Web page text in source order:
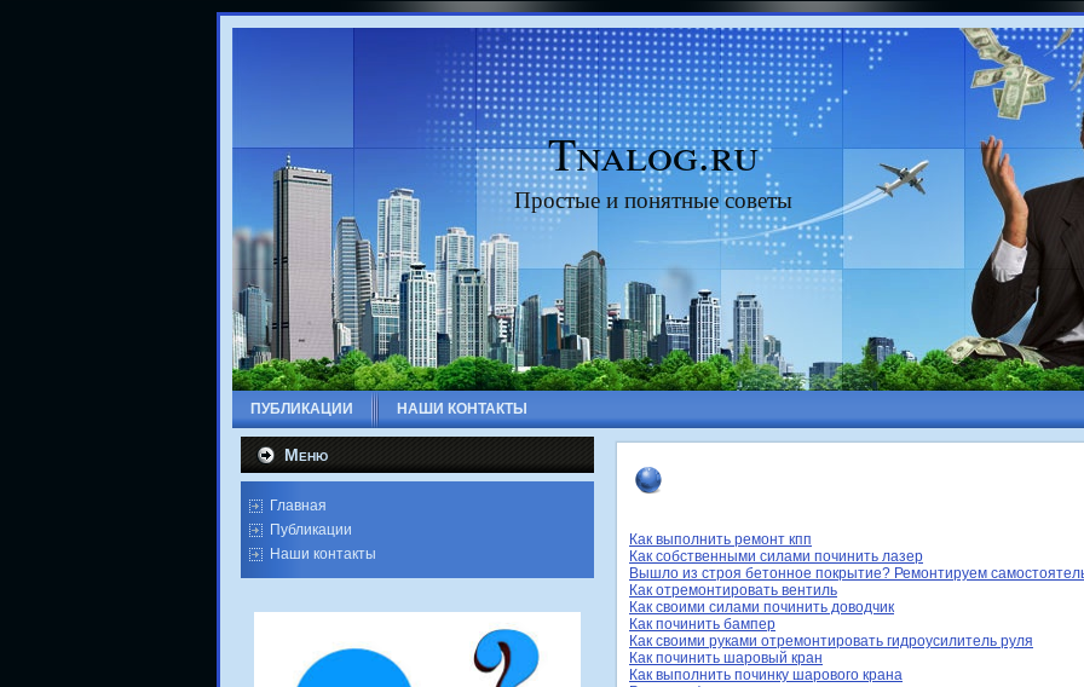
Tnalog.ru
Простые и понятные советы
ПУБЛИКАЦИИ НАШИ КОНТАКТЫ
Меню
Главная
Публикации
Наши контакты
Как выполнить ремонт кпп
Как собственными силами починить лазер
Вышло из строя бетонное покрытие? Ремонтируем
Как отремонтировать вентиль
Как своими силами починить доводчик
Как починить бампер
Как своими руками отремонтировать гидроусилитель руля
Как починить шаровый кран
Как выполнить починку шарового крана